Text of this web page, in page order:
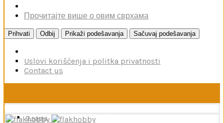
Прочитајте више о овим сврхама
Prihvati Odbij Prikaži podešavanja Sačuvaj podešavanja
Uslovi korišćenja i politka privatnosti
Contact us
kao i boja firme MRP. Poručivanje traje do 15. avgusta.
O nama